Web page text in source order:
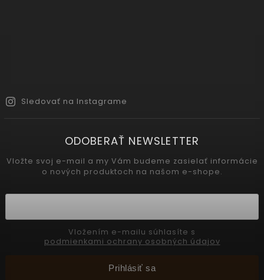
Sledovať na Instagrame
ODOBERAŤ NEWSLETTER
Vložte svoj e-mail a my Vám budeme zasielať informácie
o nových produktoch na našom e-shope.
podmienkami ochrany osobných údajov
Prihlásiť sa